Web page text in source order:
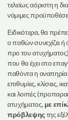
τελείως αόριστη η
νόμιμες
Ειδικότερα, θα
ο παθών συνεχίζει ή
προ του
που θα έχει στο
παθόντα η αναπηρία
επιθυμίες, κλίσεις,
και λοιπές
ατυχήματος, με
πρόβλεψηςτης